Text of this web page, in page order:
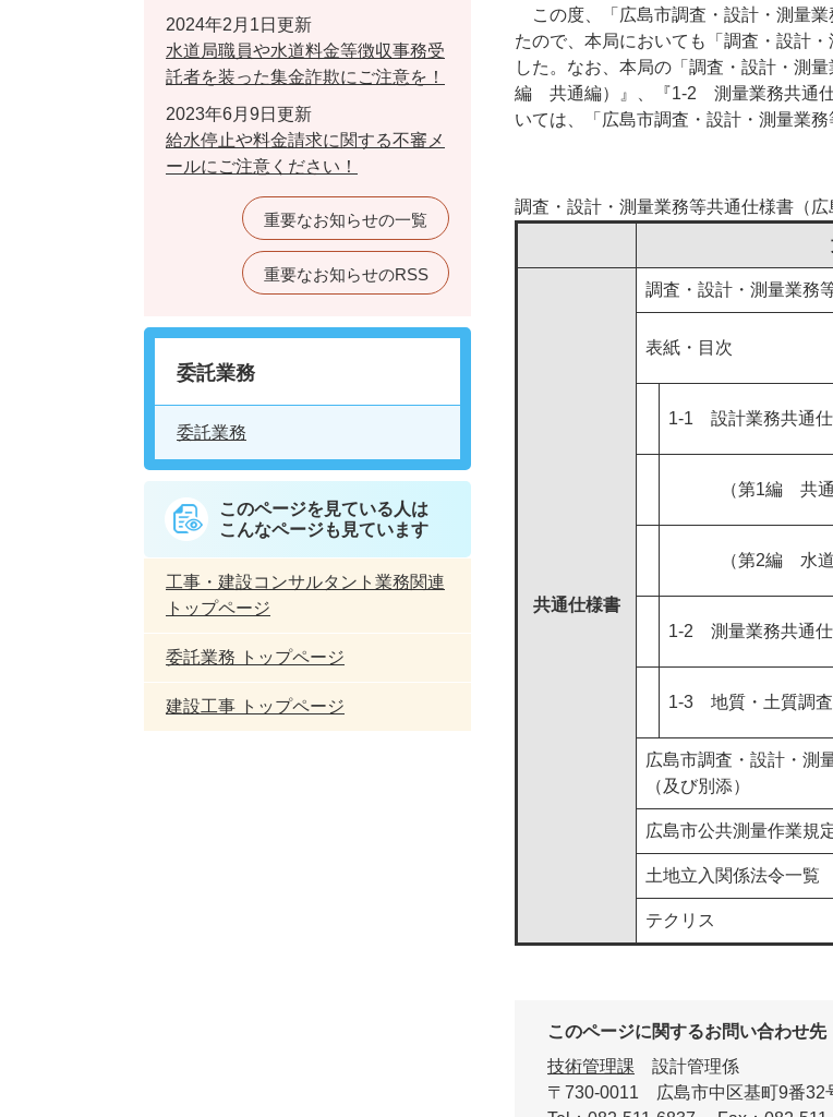
この度、「広島市調査・設計・測量業
たので、本局においても「調査・設計
した。なお、本局の「調査・設計・測
編 共通編）』、『1-2 測量業務共通
いては、「広島市調査・設計・測量業
調査・設計・測量業務等共通仕様書（広
共通仕様書
調査・設計・測量業務
表紙・目次
1-1 設計業務共通
（第1編 共通
（第2編 水道施
1-2 測量業務共通
1-3 地質・土質調
広島市調査・設計・測
（及び別添）
広島市公共測量作業規
土地立入関係法令一覧
テクリス
このページに関するお問い合わせ先
技術管理課
設計管理係
〒730-0011
広島市中区基町9番
2024年2月1日更新
水道局職員や水道料金等徴収事務受
託者を装った集金詐欺にご注意を！
2023年6月9日更新
給水停止や料金請求に関する不審メ
ールにご注意ください！
重要なお知らせの一覧
重要なお知らせのRSS
委託業務
委託業務
このページを見ている人は
こんなページも見ています
工事・建設コンサルタント業務関連
トップページ
委託業務 トップページ
建設工事 トップページ